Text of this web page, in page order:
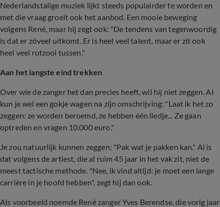
Nederlandstalige muziek lijkt steeds populairder te worden en
met die vraag groeit ook het aanbod. Een mooie beweging
volgens René, maar hij zegt ook: "De tendens van tegenwoordig
is dat er zóveel uitkomt. Er is heel veel talent, maar er zit ook
heel veel rotzooi tussen."
Aan het langste eind trekken
Over wie de zanger het dan precies heeft, wil hij niet zeggen. Al
kun je wel een gokje wagen na zijn omschrijving: "Laat ik het zo
zeggen: ze worden beroemd, ze hebben één liedje... Ze gaan
optreden en vragen 10.000 euro."
Je zou natuurlijk kunnen zeggen: "Pak wat je pakken kan." Al is
dat volgens de artiest, die al ruim 45 jaar in het vak zit, niet de
meest tactische methode. "Nee, ik vind altijd: je moet een lange
carrière in je hoofd hebben", zegt hij dan ook.
Als voorbeeld noemde René zanger Yves Berendse, die vorig jaar